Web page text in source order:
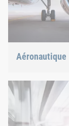
Aéronautique
une sécurité
avec un poids
nous offrons la
appropriée.